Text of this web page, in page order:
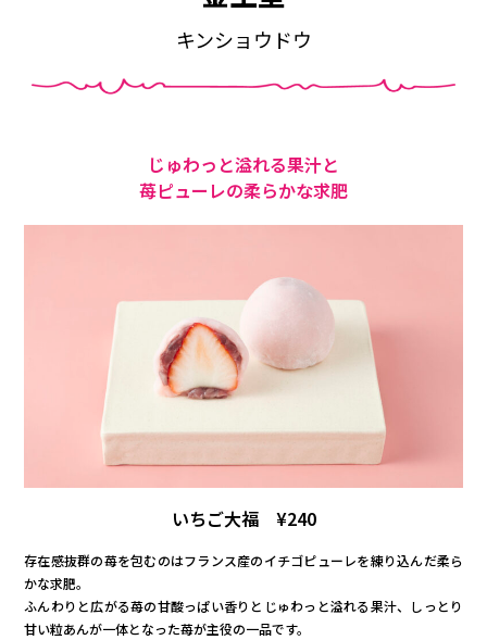
キンショウドウ
じゅわっと溢れる果汁と
苺ピューレの柔らかな求肥
いちご大福 ¥240
存在感抜群の苺を包むのはフランス産のイチゴピューレを練り込んだ柔ら
かな求肥。
ふんわりと広がる苺の甘酸っぱい香りとじゅわっと溢れる果汁、しっとり
甘い粒あんが一体となった苺が主役の一品です。